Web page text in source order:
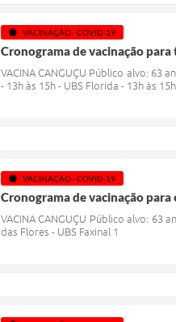
VACINAÇÃO - COVID-19
Cronograma de vacinação
VACINA CANGUÇU Público alvo: 63
- 13h às 15h - UBS Florida - 13h às 15h
VACINAÇÃO - COVID-19
Cronograma de vacinação
VACINA CANGUÇU Público alvo: 63
das Flores - UBS Faxinal 1